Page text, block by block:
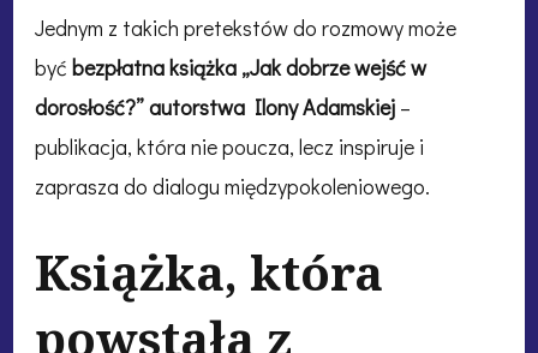
Jednym z takich pretekstów do rozmowy może
być bezpłatna książka „Jak dobrze wejść w
dorosłość?” autorstwa Ilony Adamskiej –
publikacja, która nie poucza, lecz inspiruje i
zaprasza do dialogu międzypokoleniowego.
Książka, która
powstała z